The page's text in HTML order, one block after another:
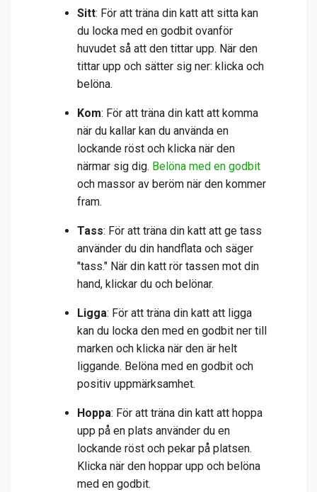
Sitt: För att träna din katt att sitta kan
du locka med en godbit ovanför
huvudet så att den tittar upp. När den
tittar upp och sätter sig ner: klicka och
belöna.
Kom: För att träna din katt att komma
när du kallar kan du använda en
lockande röst och klicka när den
närmar sig dig. Belöna med en godbit
och massor av beröm när den kommer
fram.
Tass: För att träna din katt att ge tass
använder du din handflata och säger
"tass." När din katt rör tassen mot din
hand, klickar du och belönar.
Ligga: För att träna din katt att ligga
kan du locka den med en godbit ner till
marken och klicka när den är helt
liggande. Belöna med en godbit och
positiv uppmärksamhet.
Hoppa: För att träna din katt att hoppa
upp på en plats använder du en
lockande röst och pekar på platsen.
Klicka när den hoppar upp och belöna
med en godbit.